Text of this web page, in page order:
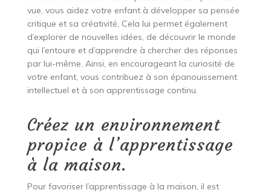
vue, vous aidez votre enfant à développer sa pensée
critique et sa créativité. Cela lui permet également
d’explorer de nouvelles idées, de découvrir le monde
qui l’entoure et d’apprendre à chercher des réponses
par lui-même. Ainsi, en encourageant la curiosité de
votre enfant, vous contribuez à son épanouissement
intellectuel et à son apprentissage continu.
Créez un environnement
propice à l’apprentissage
à la maison.
Pour favoriser l’apprentissage à la maison, il est